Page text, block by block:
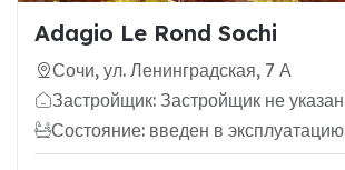
Adagio Le Rond Sochi
Сочи, ул. Ленинградская, 7 А
Застройщик: Застройщик не указан
Состояние: введен в эксплуатацию